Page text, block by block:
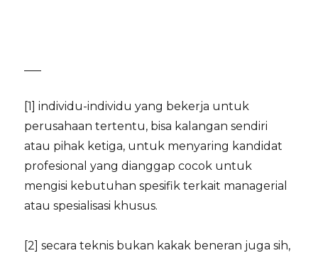
[1] individu-individu yang bekerja untuk
perusahaan tertentu, bisa kalangan sendiri
atau pihak ketiga, untuk menyaring kandidat
profesional yang dianggap cocok untuk
mengisi kebutuhan spesifik terkait managerial
atau spesialisasi khusus.
[2] secara teknis bukan kakak beneran juga sih,